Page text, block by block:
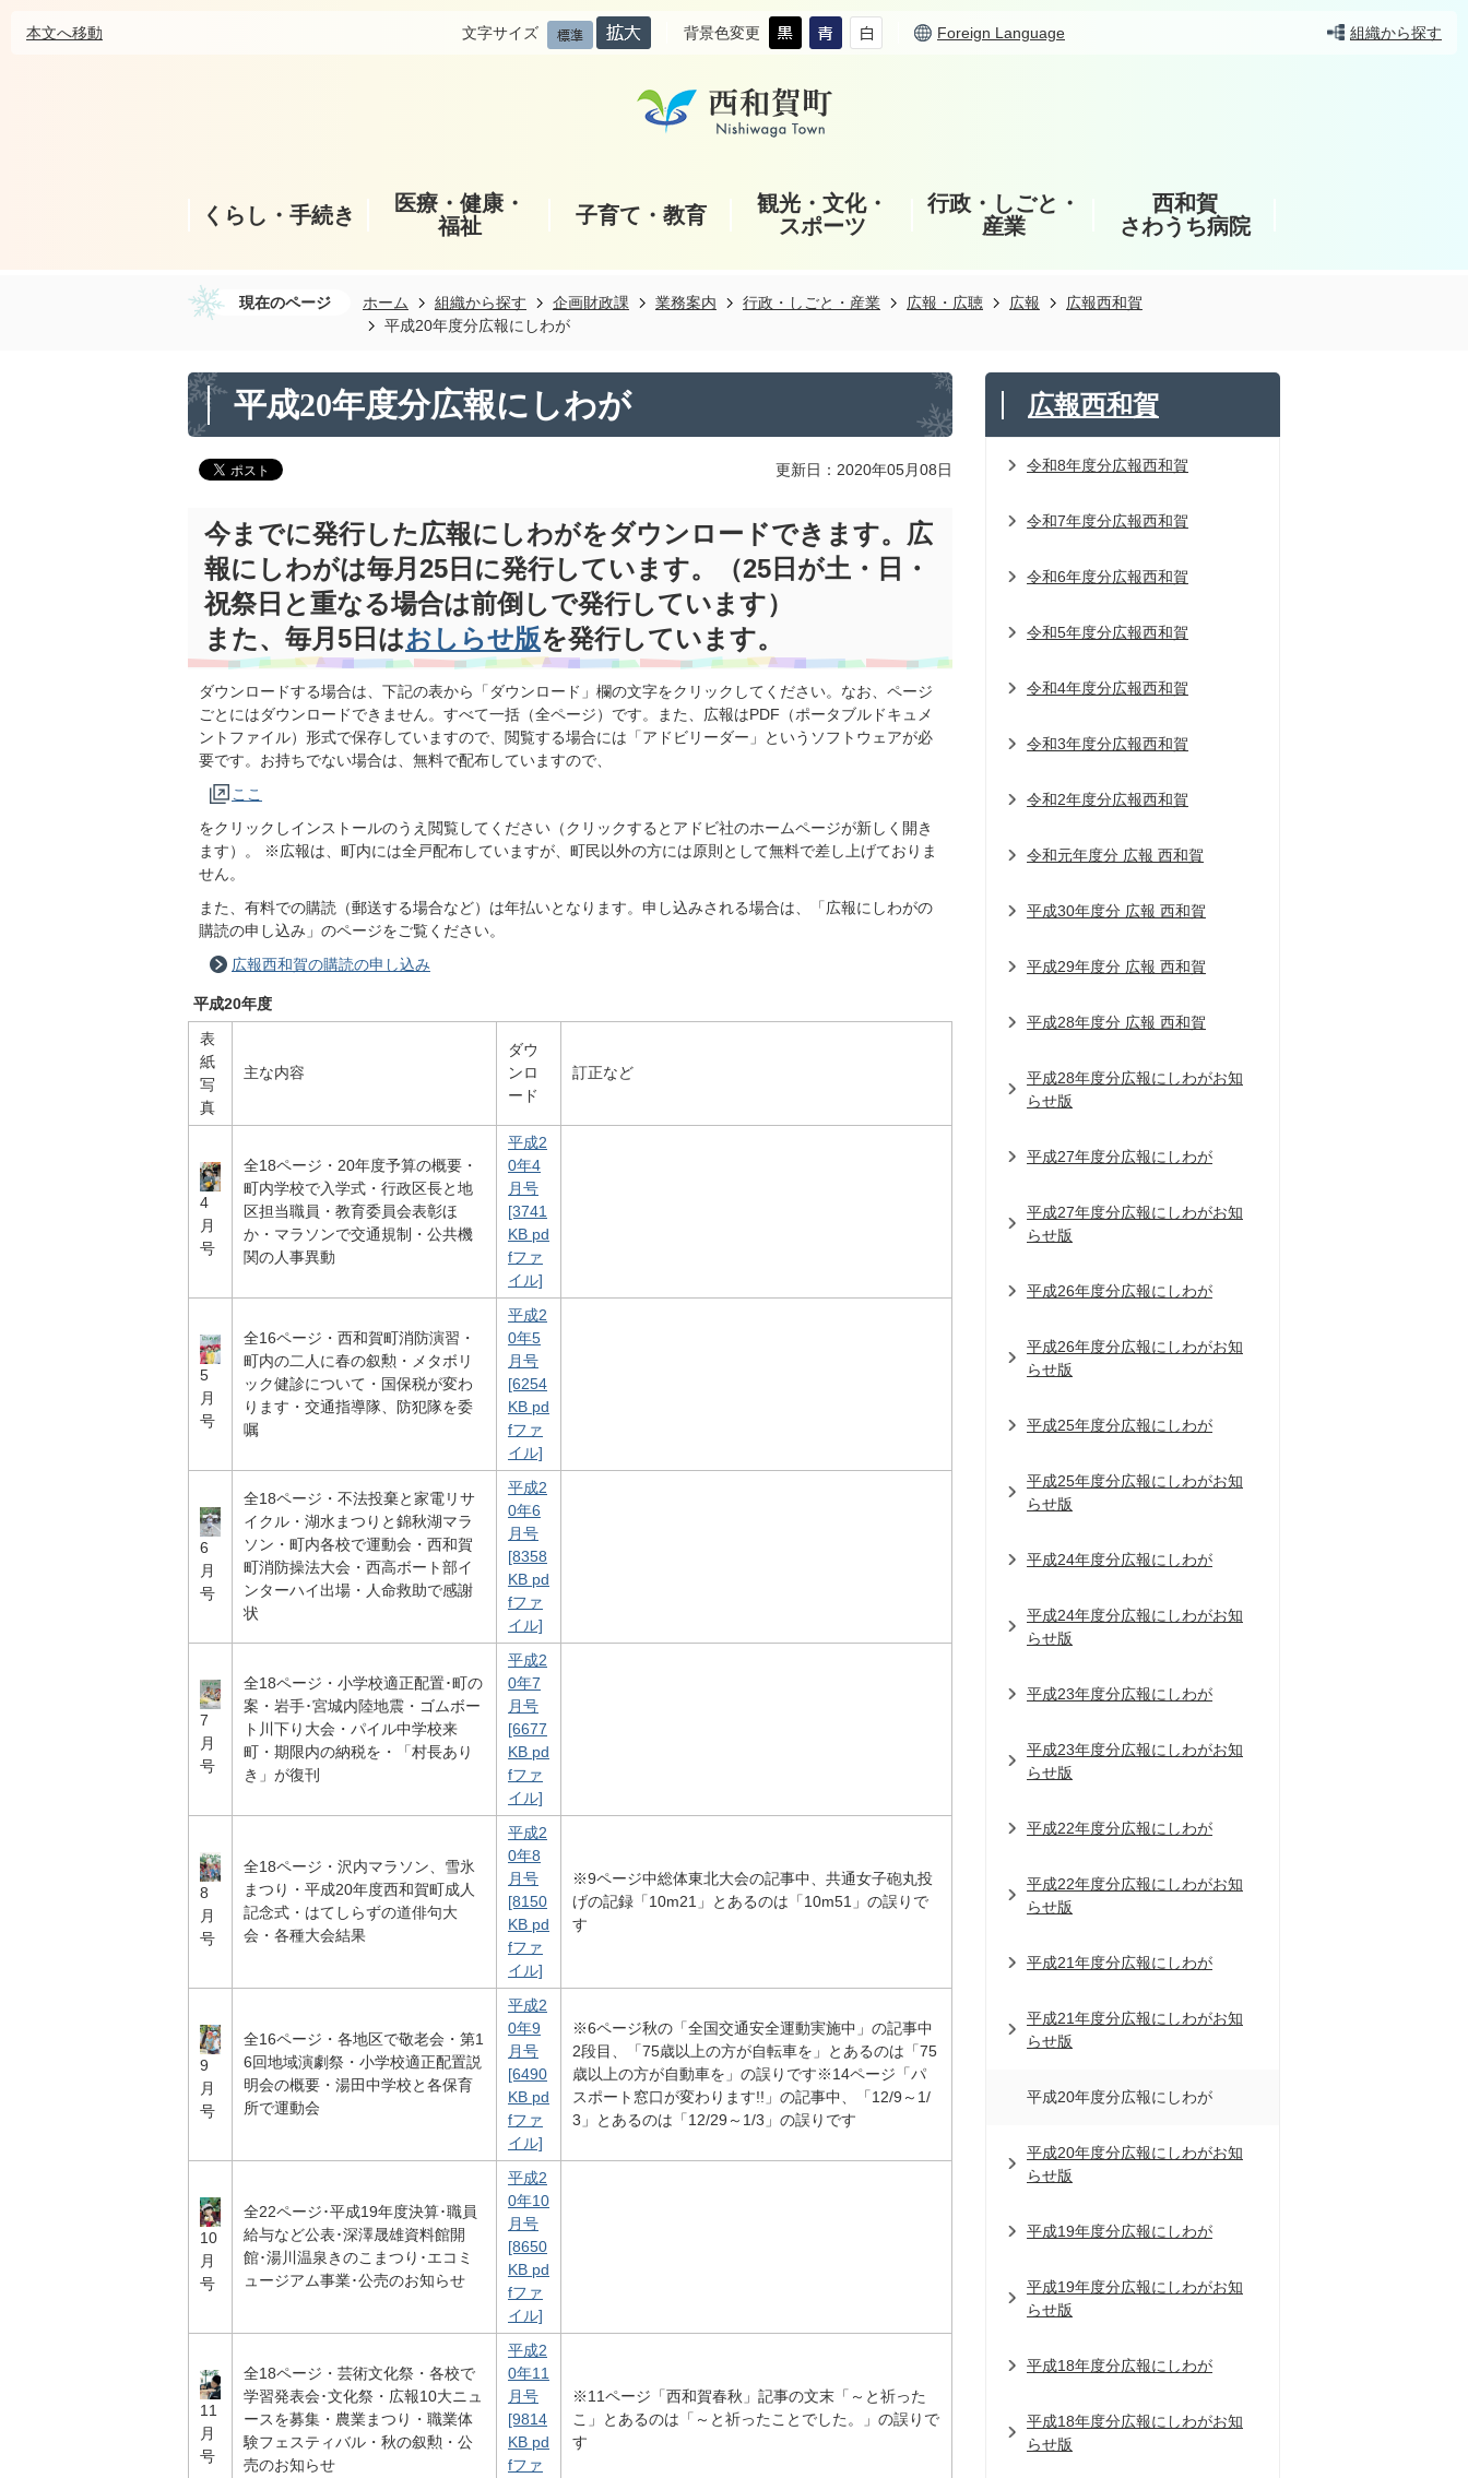
本文へ移動 文字サイズ 背景色変更 Foreign Language 組織から探す
くらし・手続き
医療・健康・
福祉
子育て・教育
観光・文化・
スポーツ
行政・しごと・
産業
西和賀
さわうち病院
現在のページ ホーム 組織から探す 企画財政課 業務案内 行政・しごと・産業 広報・広聴 広報
広報西和賀
平成20年度分広報にしわが
平成20年度分広報にしわが
更新日：2020年05月08日
今までに発行した広報にしわがをダウンロードできます。広
報にしわがは毎月25日に発行しています。（25日が土・日・
祝祭日と重なる場合は前倒しで発行しています）
また、毎月5日はおしらせ版を発行しています。
ダウンロードする場合は、下記の表から「ダウンロード」欄の文字をクリックしてください。なお、ページ
ごとにはダウンロードできません。すべて一括（全ページ）です。また、広報はPDF（ポータブルドキュメ
ントファイル）形式で保存していますので、閲覧する場合には「アドビリーダー」というソフトウェアが必
要です。お持ちでない場合は、無料で配布していますので、
ここ
をクリックしインストールのうえ閲覧してください（クリックするとアドビ社のホームページが新しく開き
ます）。 ※広報は、町内には全戸配布していますが、町民以外の方には原則として無料で差し上げておりま
せん。
また、有料での購読（郵送する場合など）は年払いとなります。申し込みされる場合は、「広報にしわがの
購読の申し込み」のページをご覧ください。
広報西和賀の購読の申し込み
平成20年度
表
紙
写
真
主な内容
ダウ
ンロ
ード
訂正など
4
月
号
全18ページ・20年度予算の概要・
町内学校で入学式・行政区長と地
区担当職員・教育委員会表彰ほ
か・マラソンで交通規制・公共機
関の人事異動
平成2
0年4
月号
[3741
KB pd
fファ
イル]
5
月
号
全16ページ・西和賀町消防演習・
町内の二人に春の叙勲・メタボリ
ック健診について・国保税が変わ
ります・交通指導隊、防犯隊を委
嘱
平成2
0年5
月号
[6254
KB pd
fファ
イル]
6
月
号
全18ページ・不法投棄と家電リサ
イクル・湖水まつりと錦秋湖マラ
ソン・町内各校で運動会・西和賀
町消防操法大会・西高ボート部イ
ンターハイ出場・人命救助で感謝
状
平成2
0年6
月号
[8358
KB pd
fファ
イル]
7
月
号
全18ページ・小学校適正配置･町の
案・岩手･宮城内陸地震・ゴムボー
ト川下り大会・パイル中学校来
町・期限内の納税を・「村長あり
き」が復刊
平成2
0年7
月号
[6677
KB pd
fファ
イル]
8
月
号
全18ページ・沢内マラソン、雪氷
まつり・平成20年度西和賀町成人
記念式・はてしらずの道俳句大
会・各種大会結果
平成2
0年8
月号
[8150
KB pd
fファ
イル]
※9ページ中総体東北大会の記事中、共通女子砲丸投
げの記録「10m21」とあるのは「10m51」の誤りで
す
9
月
号
全16ページ・各地区で敬老会・第1
6回地域演劇祭・小学校適正配置説
明会の概要・湯田中学校と各保育
所で運動会
平成2
0年9
月号
[6490
KB pd
fファ
イル]
※6ページ秋の「全国交通安全運動実施中」の記事中
2段目、「75歳以上の方が自転車を」とあるのは「75
歳以上の方が自動車を」の誤りです※14ページ「パ
スポート窓口が変わります!!」の記事中、「12/9～1/
3」とあるのは「12/29～1/3」の誤りです
10
月
号
全22ページ･平成19年度決算･職員
給与など公表･深澤晟雄資料館開
館･湯川温泉きのこまつり･エコミ
ュージアム事業･公売のお知らせ
平成2
0年10
月号
[8650
KB pd
fファ
イル]
11
月
号
全18ページ・芸術文化祭・各校で
学習発表会･文化祭・広報10大ニュ
ースを募集・農業まつり・職業体
験フェスティバル・秋の叙勲・公
売のお知らせ
平成2
0年11
月号
[9814
KB pd
fファ
※11ページ「西和賀春秋」記事の文末「～と祈った
こ」とあるのは「～と祈ったことでした。」の誤りで
す
広報西和賀
令和8年度分広報西和賀
令和7年度分広報西和賀
令和6年度分広報西和賀
令和5年度分広報西和賀
令和4年度分広報西和賀
令和3年度分広報西和賀
令和2年度分広報西和賀
令和元年度分 広報 西和賀
平成30年度分 広報 西和賀
平成29年度分 広報 西和賀
平成28年度分 広報 西和賀
平成28年度分広報にしわがお知
らせ版
平成27年度分広報にしわが
平成27年度分広報にしわがお知
らせ版
平成26年度分広報にしわが
平成26年度分広報にしわがお知
らせ版
平成25年度分広報にしわが
平成25年度分広報にしわがお知
らせ版
平成24年度分広報にしわが
平成24年度分広報にしわがお知
らせ版
平成23年度分広報にしわが
平成23年度分広報にしわがお知
らせ版
平成22年度分広報にしわが
平成22年度分広報にしわがお知
らせ版
平成21年度分広報にしわが
平成21年度分広報にしわがお知
らせ版
平成20年度分広報にしわが
平成20年度分広報にしわがお知
らせ版
平成19年度分広報にしわが
平成19年度分広報にしわがお知
らせ版
平成18年度分広報にしわが
平成18年度分広報にしわがお知
らせ版